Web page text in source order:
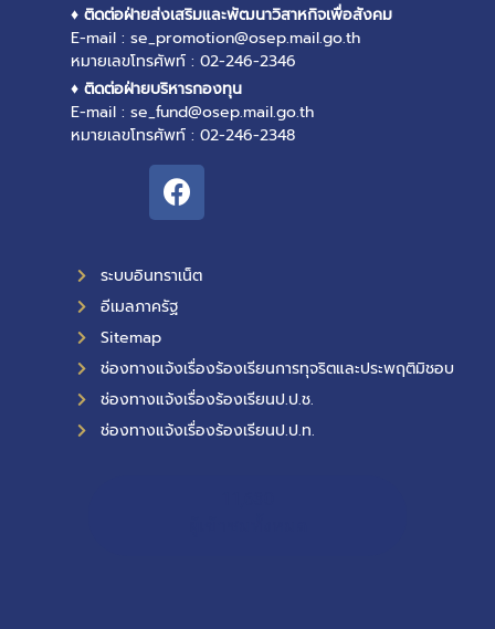
♦ ติดต่อฝ่ายส่งเสริมและพัฒนาวิสาหกิจเพื่อสังคม
E-mail : se_promotion@osep.mail.go.th
หมายเลขโทรศัพท์ : 02-246-2346
♦ ติดต่อฝ่ายบริหารกองทุน
E-mail : se_fund@osep.mail.go.th
หมายเลขโทรศัพท์ : 02-246-2348
ระบบอินทราเน็ต
อีเมลภาครัฐ
Sitemap
ช่องทางแจ้งเรื่องร้องเรียนการทุจริตและประพฤติมิชอบ
ช่องทางแจ้งเรื่องร้องเรียนป.ป.ช.
ช่องทางแจ้งเรื่องร้องเรียนป.ป.ท.